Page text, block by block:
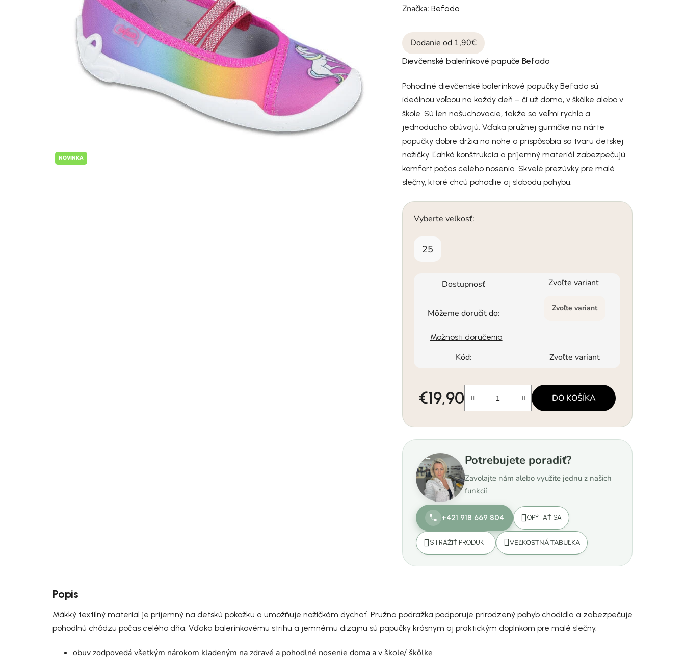
Značka:Befado
Dodanie od 1,90€
Dievčenské balerínkové papuče Befado
Pohodlné dievčenské balerínkové papučky Befado sú
ideálnou voľbou na každý deň – či už doma, v škôlke alebo v
škole. Sú len našuchovacie, takže sa veľmi rýchlo a
jednoducho obúvajú. Vďaka pružnej gumičke na nárte
papučky dobre držia na nohe a prispôsobia sa tvaru detskej
nožičky. Ľahká konštrukcia a príjemný materiál zabezpečujú
komfort počas celého nosenia. Skvelé prezúvky pre malé
slečny, ktoré chcú pohodlie aj slobodu pohybu.
Vyberte veľkosť:
25
Dostupnosť Zvoľte variant
Môžeme doručiť do: Zvoľte variant
Možnosti doručenia
Kód: Zvoľte variant
€19,90
Jednotková cena:
DO KOŠÍKA
Potrebujete poradiť?
Zavolajte nám alebo využite jednu z našich
funkcií
+421 918 669 804 OPÝTAŤ SA
STRÁŽIŤ PRODUKT VEĽKOSTNÁ TABUĽKA
NOVINKA
Popis
Mäkký textilný materiál je príjemný na detskú pokožku a umožňuje nožičkám dýchať. Pružná podrážka podporuje prirodzený pohyb chodidla a zabezpečuje
pohodlnú chôdzu počas celého dňa. Vďaka balerínkovému strihu a jemnému dizajnu sú papučky krásnym aj praktickým doplnkom pre malé slečny.
obuv zodpovedá všetkým nárokom kladeným na zdravé a pohodlné nosenie doma a v škole/ škôlke